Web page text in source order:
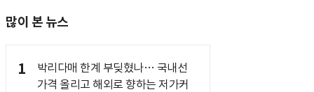
많이 본 뉴스
1
박리다매 한계 부딪혔나… 국내선
가격 올리고 해외로 향하는 저가커